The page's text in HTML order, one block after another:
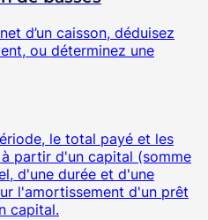
d’un caisson, déduisez
ou déterminez une
le total payé et les
partir d'un capital (somme
d'une durée et d'une
l'amortissement d'un prêt
capital.